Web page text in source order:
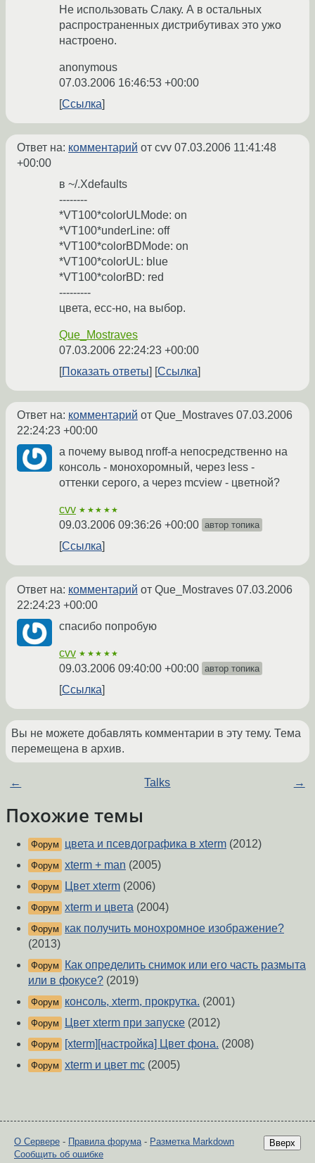
Не использовать Слаку. А в остальных
распространенных дистрибутивах это ужо
настроено.
anonymous
07.03.2006 16:46:53 +00:00
Ссылка
Ответ на: комментарий от cvv 07.03.2006 11:41:48
+00:00
в ~/.Xdefaults
--------
*VT100*colorULMode: on
*VT100*underLine: off
*VT100*colorBDMode: on
*VT100*colorUL: blue
*VT100*colorBD: red
---------
цвета, есс-но, на выбор.
Que_Mostraves
07.03.2006 22:24:23 +00:00
Показать ответы
Ссылка
Ответ на: комментарий от Que_Mostraves 07.03.2006
22:24:23 +00:00
а почему вывод nroff-а непосредственно на
консоль - монохоромный, через less -
оттенки серого, а через mcview - цветной?
cvv ★★★★★
09.03.2006 09:36:26 +00:00 автор топика
Ссылка
Ответ на: комментарий от Que_Mostraves 07.03.2006
22:24:23 +00:00
спасибо попробую
cvv ★★★★★
09.03.2006 09:40:00 +00:00 автор топика
Ссылка
Вы не можете добавлять комментарии в эту тему. Тема
перемещена в архив.
← Talks →
Похожие темы
Форум цвета и псевдографика в xterm (2012)
Форум xterm + man (2005)
Форум Цвет xterm (2006)
Форум xterm и цвета (2004)
Форум
как получить монохромное изображение?
(2013)
Форум
Как определить снимок или его часть размыта
или в фокусе? (2019)
Форум консоль, xterm, прокрутка. (2001)
Форум Цвет xterm при запуске (2012)
Форум [xterm][настройка] Цвет фона. (2008)
Форум xterm и цвет mc (2005)
Вверх
О Сервере - Правила форума- Разметка Markdown
Сообщить об ошибке